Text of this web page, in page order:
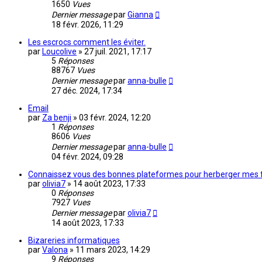
1650 Vues
Dernier messageparGianna
18 févr. 2026, 11:29
Les escrocs comment les éviter.
par Loucolive » 27 juil. 2021, 17:17
5 Réponses
88767 Vues
Dernier messageparanna-bulle
27 déc. 2024, 17:34
Email
par Za benji » 03 févr. 2024, 12:20
1 Réponses
8606 Vues
Dernier messageparanna-bulle
04 févr. 2024, 09:28
Connaissez vous des bonnes plateformes pour herberger mes
parolivia7 » 14 août 2023, 17:33
0 Réponses
7927 Vues
Dernier messageparolivia7
14 août 2023, 17:33
Bizareries informatiques
parValona » 11 mars 2023, 14:29
9 Réponses